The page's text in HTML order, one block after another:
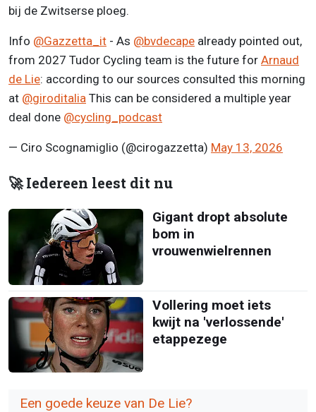
bij de Zwitserse ploeg.
Info @Gazzetta_it - As @bvdecape already pointed out,
from 2027 Tudor Cycling team is the future for Arnaud
de Lie: according to our sources consulted this morning
at @giroditalia This can be considered a multiple year
deal done @cycling_podcast
— Ciro Scognamiglio (@cirogazzetta) May 13, 2026
🚀 Iedereen leest dit nu
Gigant dropt absolute
bom in
vrouwenwielrennen
Vollering moet iets
kwijt na 'verlossende'
etappezege
Een goede keuze van De Lie?